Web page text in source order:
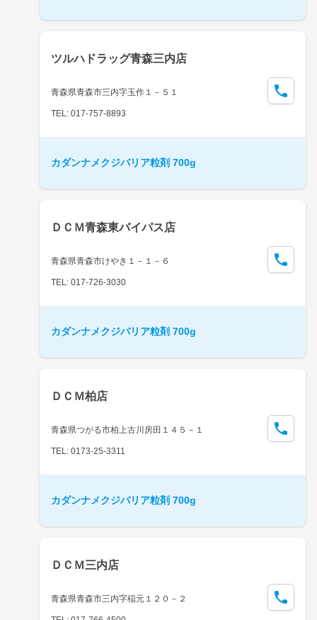
ツルハドラッグ青森三内店
青森県青森市三内字玉作１－５１
TEL: 017-757-8893
カダンナメクジバリア粒剤 700g
ＤＣＭ青森東バイパス店
青森県青森市けやき１－１－６
TEL: 017-726-3030
カダンナメクジバリア粒剤 700g
ＤＣＭ柏店
青森県つがる市柏上古川房田１４５－１
TEL: 0173-25-3311
カダンナメクジバリア粒剤 700g
ＤＣＭ三内店
青森県青森市三内字稲元１２０－２